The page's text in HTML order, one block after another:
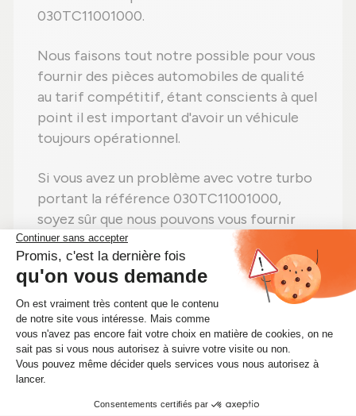
030TC11001000.
Nous faisons tout notre possible pour vous
fournir des pièces automobiles de qualité
au tarif compétitif, étant conscients à quel
point il est important d'avoir un véhicule
toujours opérationnel.
Si vous avez un problème avec votre turbo
portant la référence 030TC11001000,
soyez sûr que nous pouvons vous fournir
rapidement le kit turbo dont vous avez
besoin.
Faites vite ! Si vous avez besoin d'un kit
turbo 030TC11001000, achetez-le sans
hésiter sur Alsapièces.